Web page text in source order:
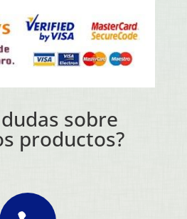
sobre
productos?